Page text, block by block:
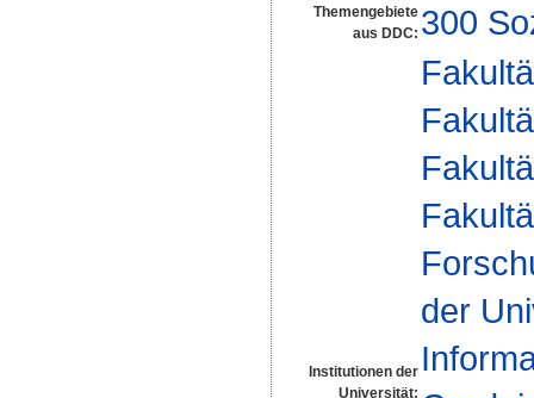
Themengebiete
aus DDC: 300
Institutionen der
Universität:
der